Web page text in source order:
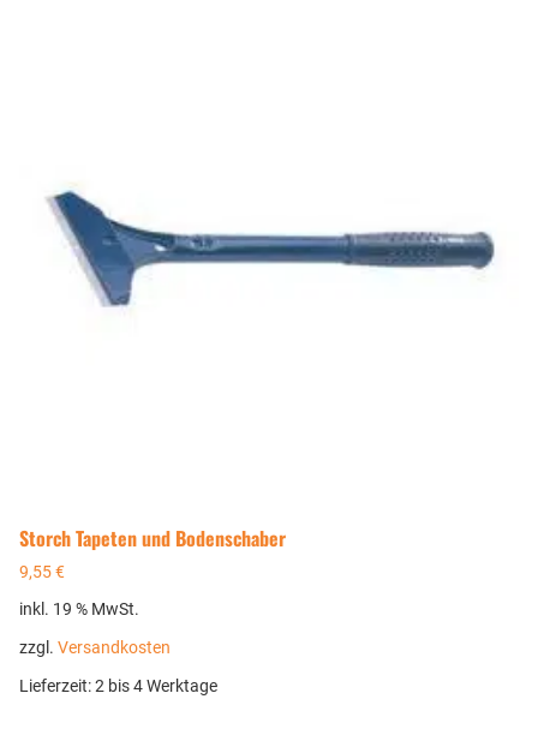
Storch Tapeten und Bodenschaber
9,55€
inkl. 19 % MwSt.
zzgl. Versandkosten
Lieferzeit:2 bis 4 Werktage